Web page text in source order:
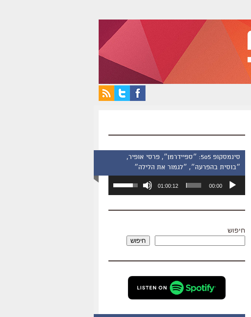
סינמסקופ 505: ״ספיידרמן״, פרסי אופיר,
״בוסית בהפרעה״, ״לגמור את הלילה״
אודיו
00:00
01:00:12
השתמש
כדי
שמע.
חיפוש
חיפוש